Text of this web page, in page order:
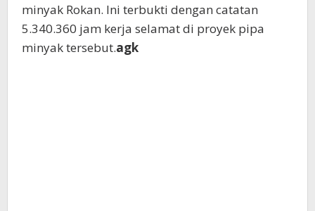
minyak Rokan. Ini terbukti dengan catatan
5.340.360 jam kerja selamat di proyek pipa
minyak tersebut.agk